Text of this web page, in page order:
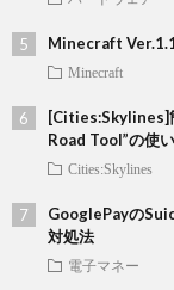
Minecraft
Minecraft
[Cities:Skylines]
Road Tool”の使
Cities:Skylines
GooglePayの
対処法
電子マネー